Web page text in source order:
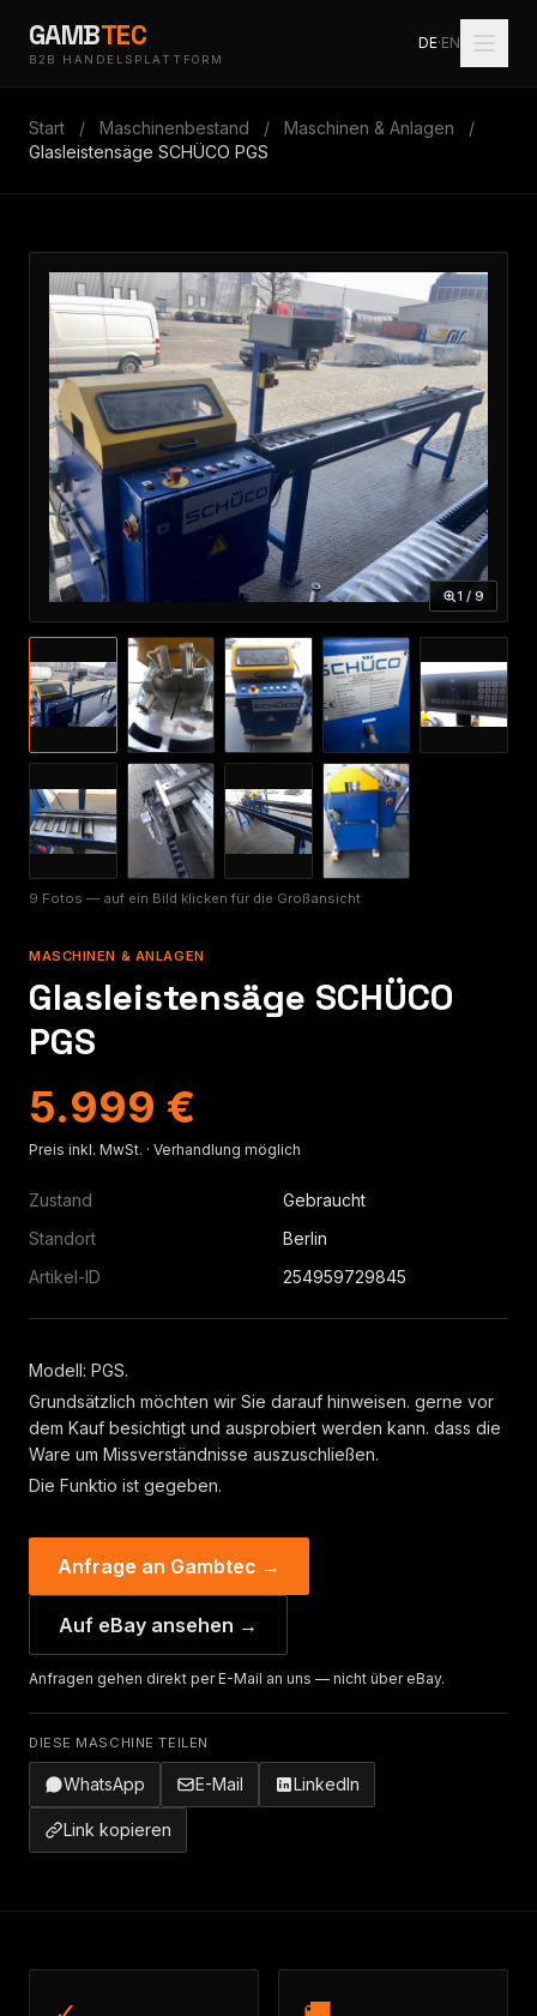
GAMBTEC
B2B HANDELSPLATTFORM
DE·EN
Start / Maschinenbestand / Maschinen & Anlagen
/
Glasleistensäge SCHÜCO PGS
1 / 9
9 Fotos — auf ein Bild klicken für die Großansicht
MASCHINEN & ANLAGEN
Glasleistensäge SCHÜCO
PGS
5.999 €
Preis inkl. MwSt. · Verhandlung möglich
Zustand
Gebraucht
Standort
Berlin
Artikel-ID
254959729845
Modell: PGS.
Grundsätzlich möchten wir Sie darauf hinweisen. gerne vor
dem Kauf besichtigt und ausprobiert werden kann. dass die
Ware um Missverständnisse auszuschließen.
Die Funktio ist gegeben.
Anfrage an Gambtec →
Auf eBay ansehen →
Anfragen gehen direkt per E-Mail an uns — nicht über eBay.
DIESE MASCHINE TEILEN
WhatsApp E-Mail LinkedIn
Link kopieren